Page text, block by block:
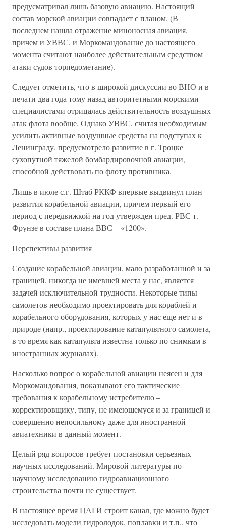
предусматривал лишь базовую авиацию. Настоящий
состав морской авиации совпадает с планом. (В
последнем нашла отражение миноносная авиация,
причем и УВВС, и Моркомандование до настоящего
момента считают наиболее действительным средством
атаки судов торпедометание).
Следует отметить, что в широкой дискуссии во ВНО и в
печати два года тому назад авторитетными морскими
специалистами отрицалась действительность воздушных
атак флота вообще. Однако УВВС, считая необходимым
усилить активные воздушные средства на подступах к
Ленинграду, предусмотрело развитие в г. Троцке
сухопутной тяжелой бомбардировочной авиации,
способной действовать по флоту противника.
Лишь в июле с.г. Штаб РККФ впервые выдвинул план
развития корабельной авиации, причем первый его
период с передвижкой на год утвержден пред. РВС т.
Фрунзе в составе плана ВВС – «1200».
Перспективы развития
Создание корабельной авиации, мало разработанной и за
границей, никогда не имевшей места у нас, является
задачей исключительной трудности. Некоторые типы
самолетов необходимо проектировать для кораблей и
корабельного оборудования, которых у нас еще нет и в
природе (напр., проектирование катапультного самолета,
в то время как катапульта известна только по снимкам в
иностранных журналах).
Насколько вопрос о корабельной авиации неясен и для
Моркомандования, показывают его тактические
требования к корабельному истребителю –
корректировщику, типу, не имеющемуся и за границей и
совершенно непосильному даже для иностранной
авиатехники в данный момент.
Целый ряд вопросов требует постановки серьезных
научных исследований. Мировой литературы по
научному исследованию гидроавиационного
строительства почти не существует.
В настоящее время ЦАГИ строит канал, где можно будет
исследовать модели гидролодок, поплавки и т.п., что